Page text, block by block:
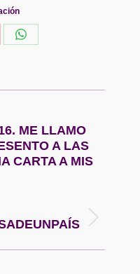
Share
ME LLAMO
A LAS
CARTA A MIS